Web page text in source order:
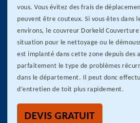
vous. Vous évitez des frais de
peuvent être couteux. Si vous êtes dans
environs, le couvreur Dorkeld Couverture
situation pour le nettoyage ou le
est implanté dans cette zone depuis des
parfaitement le type de problèmes
dans le département. Il peut donc
d’entretien de toit plus rapidement.
DEVIS GRATUIT